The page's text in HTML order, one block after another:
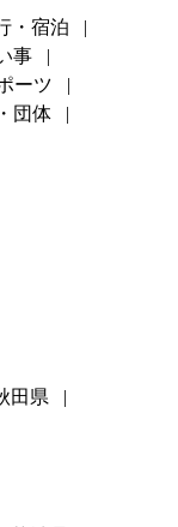
・宿泊
事
ーツ
団体
田県